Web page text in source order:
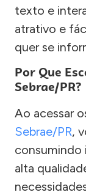
texto e
atrativo e
quer se
Por Que
Sebrae/PR?
Ao acessar
Sebrae/PR,
consumindo
alta